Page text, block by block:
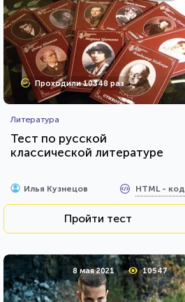
Проходили 10348 раз
Литература
Тест по русской
классической литературе
Илья Кузнецов HTML - код
Пройти тест
8 мая 2021 10547